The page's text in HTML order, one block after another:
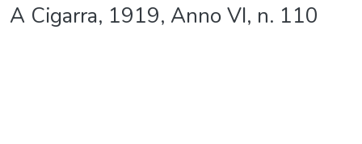
Digital
A Cigarra, 1919, Anno VI, n. 110